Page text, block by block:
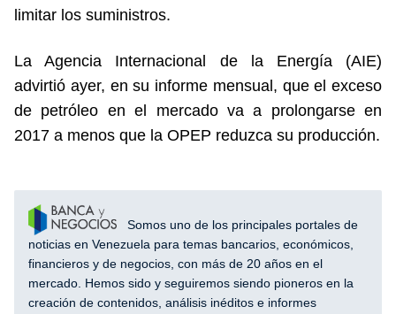
limitar los suministros.
La Agencia Internacional de la Energía (AIE)
advirtió ayer, en su informe mensual, que el exceso
de petróleo en el mercado va a prolongarse en
2017 a menos que la OPEP reduzca su producción.
Somos uno de los principales portales de
noticias en Venezuela para temas bancarios, económicos,
financieros y de negocios, con más de 20 años en el
mercado. Hemos sido y seguiremos siendo pioneros en la
creación de contenidos, análisis inéditos e informes